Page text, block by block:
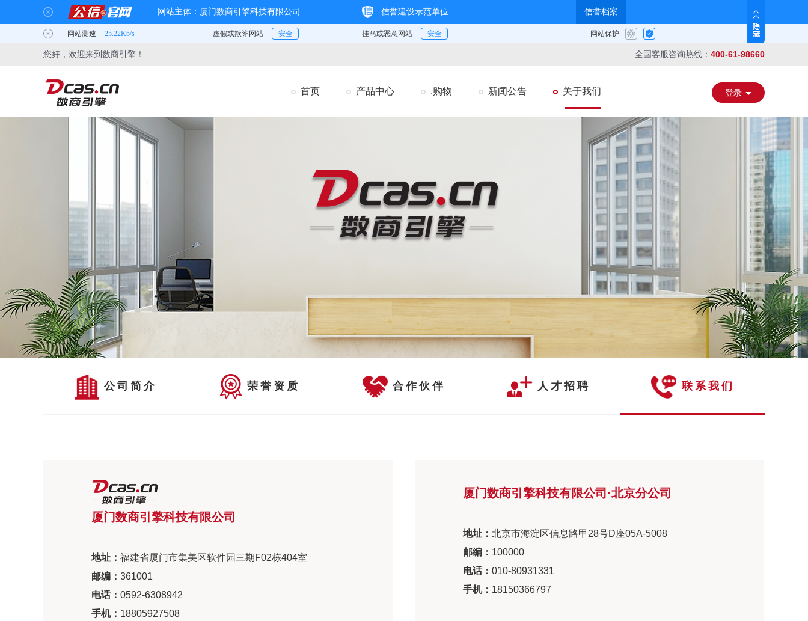
您好，欢迎来到数商引擎！ 全国客服咨询热线： 400-61-98660
登录
首页 产品中心 .购物 新闻公告 关于我们
公司简介 荣誉资质 合作伙伴 人才招聘 联系我们
厦门数商引擎科技有限公司
地址： 福建省厦门市集美区软件园三期F02栋404室
邮编： 361001
电话： 0592-6308942
手机： 18805927508
厦门数商引擎科技有限公司·北京分公司
地址： 北京市海淀区信息路甲28号D座05A-5008
邮编： 100000
电话： 010-80931331
手机： 18150366797